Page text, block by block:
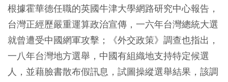
根據霍華德任職的英國牛津大學網路研究中心報告，
台灣正經歷嚴重運算政治宣傳，一六年台灣總統大選
就曾遭受中國網軍攻擊；《外交政策》調查也指出，
一八年台灣地方選舉，中國有組織地支持特定候選
人，並藉臉書散布假訊息，試圖操縱選舉結果，該調